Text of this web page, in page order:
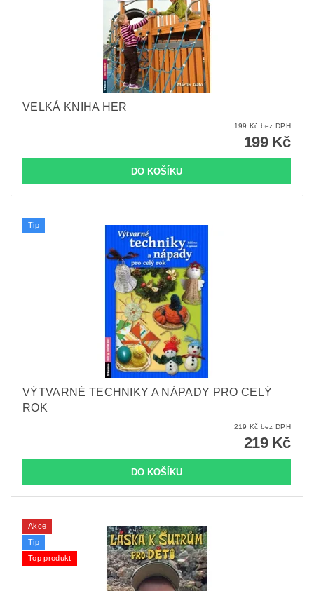
VELKÁ KNIHA HER
199 Kč bez DPH
199 Kč
Tip
VÝTVARNÉ TECHNIKY A NÁPADY PRO CELÝ
ROK
219 Kč bez DPH
219 Kč
Akce
Tip
Top produkt